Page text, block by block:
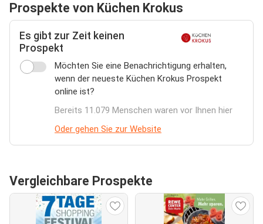
Prospekte von Küchen Krokus
Es gibt zur Zeit keinen
Prospekt
Möchten Sie eine Benachrichtigung erhalten,
wenn der neueste Küchen Krokus Prospekt
online ist?
Bereits 11.079 Menschen waren vor Ihnen hier
Oder gehen Sie zur Website
Vergleichbare Prospekte